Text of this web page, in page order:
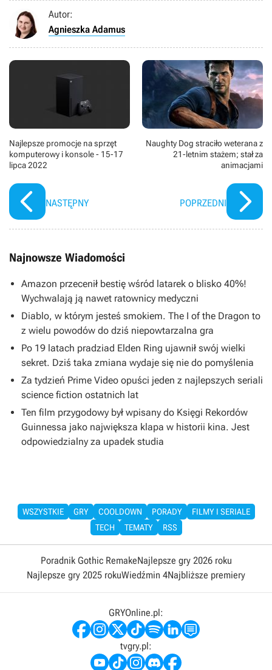
Autor:
Agnieszka Adamus
Najlepsze promocje na sprzęt
komputerowy i konsole - 15-17
lipca 2022
NASTĘPNY
Naughty Dog straciło weterana z
21-letnim stażem; stał za
animacjami
POPRZEDNI
Najnowsze Wiadomości
Amazon przecenił bestię wśród latarek o blisko 40%!
Wychwalają ją nawet ratownicy medyczni
Diablo, w którym jesteś smokiem. The I of the Dragon to
z wielu powodów do dziś niepowtarzalna gra
Po 19 latach pradziad Elden Ring ujawnił swój wielki
sekret. Dziś taka zmiana wydaje się nie do pomyślenia
Za tydzień Prime Video opuści jeden z najlepszych seriali
science fiction ostatnich lat
Ten film przygodowy był wpisany do Księgi Rekordów
Guinnessa jako największa klapa w historii kina. Jest
odpowiedzialny za upadek studia
WSZYSTKIE GRY COOLDOWN PORADY
FILMY I SERIALE
TECH
TEMATY RSS
Poradnik Gothic RemakeNajlepsze gry 2026 roku
Najlepsze gry 2025 rokuWiedźmin 4Najbliższe premiery
GRYOnline.pl:
tvgry.pl: